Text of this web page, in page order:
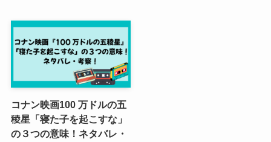
コナン映画100 万ドルの五
稜星「寝た子を起こすな」
の３つの意味！ネタバレ・